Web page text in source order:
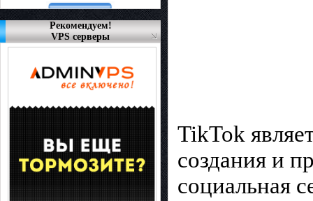
Рекомендуем!
VPS серверы
TikTok
создания и
социальная